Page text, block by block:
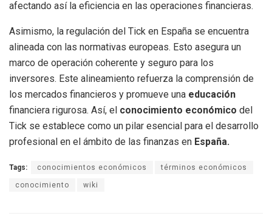
afectando así la eficiencia en las operaciones financieras.
Asimismo, la regulación del Tick en España se encuentra
alineada con las normativas europeas. Esto asegura un
marco de operación coherente y seguro para los
inversores. Este alineamiento refuerza la comprensión de
los mercados financieros y promueve una educación
financiera rigurosa. Así, el conocimiento económico del
Tick se establece como un pilar esencial para el desarrollo
profesional en el ámbito de las finanzas en España.
Tags: conocimientos económicos términos económicos
conocimiento wiki